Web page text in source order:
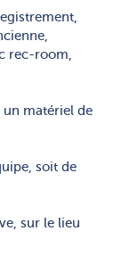
rec-room,
un matériel de
soit de
sur le lieu